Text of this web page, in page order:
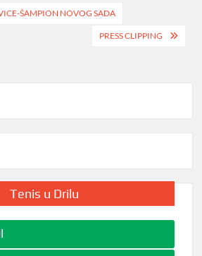
ŠAMPION NOVOG SADA
PRESS CLIPPING
Tenis u Drilu